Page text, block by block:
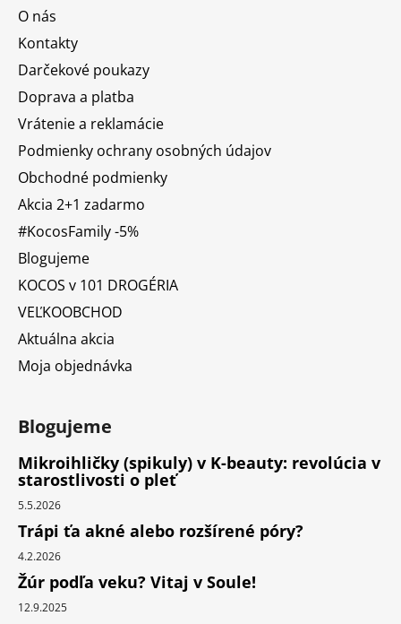
O nás
Kontakty
Darčekové poukazy
Doprava a platba
Vrátenie a reklamácie
Podmienky ochrany osobných údajov
Obchodné podmienky
Akcia 2+1 zadarmo
#KocosFamily -5%
Blogujeme
KOCOS v 101 DROGÉRIA
VEĽKOOBCHOD
Aktuálna akcia
Moja objednávka
Blogujeme
Mikroihličky (spikuly) v K-beauty: revolúcia v
starostlivosti o pleť
5.5.2026
Trápi ťa akné alebo rozšírené póry?
4.2.2026
Žúr podľa veku? Vitaj v Soule!
12.9.2025